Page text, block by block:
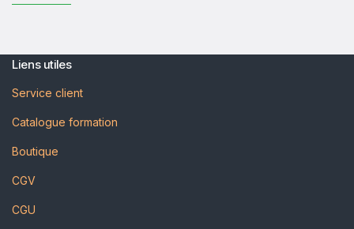
Liens utiles
Service client
Catalogue formation
Boutique
CGV
CGU